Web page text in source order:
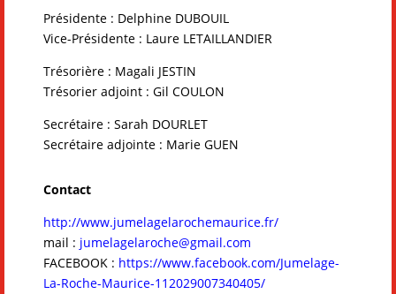
Présidente : Delphine DUBOUIL
Vice-Présidente : Laure LETAILLANDIER
Trésorière : Magali JESTIN
Trésorier adjoint : Gil COULON
Secrétaire : Sarah DOURLET
Secrétaire adjointe : Marie GUEN
Contact
http://www.jumelagelarochemaurice.fr/
mail : jumelagelaroche@gmail.com
FACEBOOK : https://www.facebook.com/Jumelage-
La-Roche-Maurice-112029007340405/